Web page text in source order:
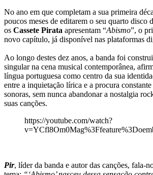
No ano em que completam a sua primeira
poucos meses de editarem o seu quarto disco
os Cassete Pirata apresentam “Abismo”, o
novo capítulo, já disponível nas plataformas
Ao longo destes dez anos, a banda foi
singular na cena musical contemporânea,
língua portuguesa como centro da sua
entre a inquietação lírica e a procura
sonoras, sem nunca abandonar a nostalgia
suas canções.
https://youtube.com/watch?
Pir, líder da banda e autor das canções, fala-